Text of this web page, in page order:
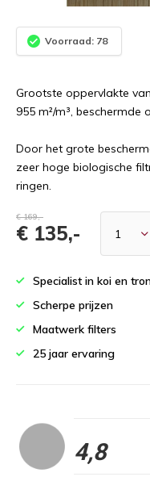
Voorraad: 78
Grootste oppervlakte
955 m²/m³, beschermde
Door het grote
zeer hoge biologische
ringen.
€ 169,-
€ 135,-
Specialist in koi en
Scherpe prijzen
Maatwerk filters
25 jaar ervaring
4,8